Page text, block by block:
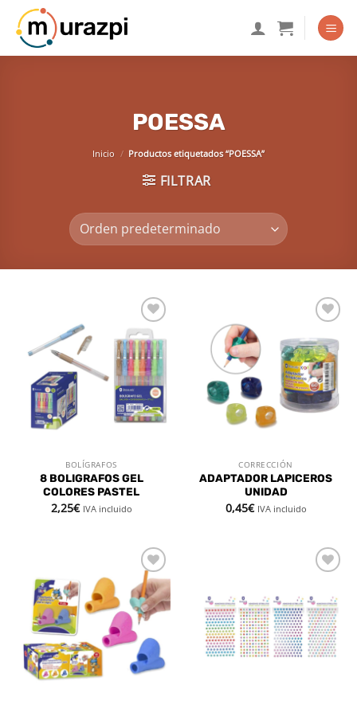
Saltar
contenido
POESSA
Inicio / Productos etiquetados “POESSA”
FILTRAR
Añadir
a la
lista de
deseos
BOLÍGRAFOS
8 BOLIGRAFOS GEL
COLORES PASTEL
2,25€ IVA incluido
a la
lista de
deseos
CORRECCIÓN
ADAPTADOR LAPICEROS
UNIDAD
0,45€ IVA incluido
Añadir
a la
lista de
deseos
lista de
deseos